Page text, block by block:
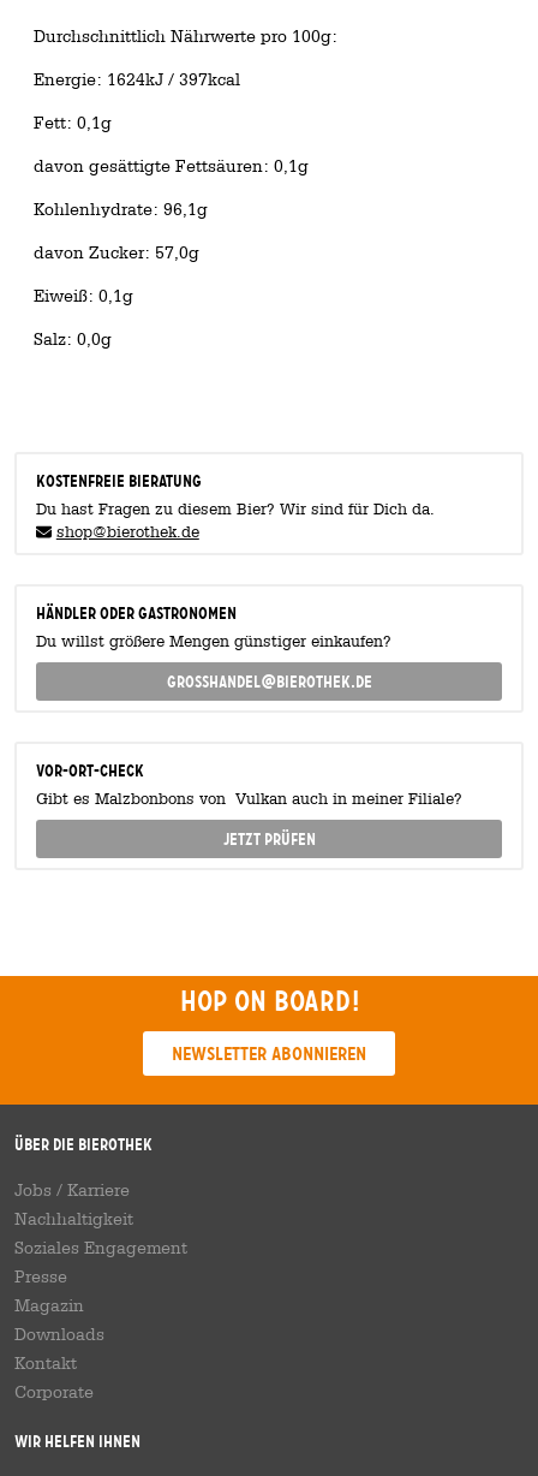
Durchschnittlich Nährwerte pro 100g:
Energie: 1624kJ / 397kcal
Fett: 0,1g
davon gesättigte Fettsäuren: 0,1g
Kohlenhydrate: 96,1g
davon Zucker: 57,0g
Eiweiß: 0,1g
Salz: 0,0g
KOSTENFREIE BIERATUNG
Du hast Fragen zu diesem Bier? Wir sind für Dich da.
shop@bierothek.de
Händler oder Gastronomen
Du willst größere Mengen günstiger einkaufen?
grosshandel@bierothek.de
Vor-Ort-Check
Gibt es Malzbonbons von Vulkan auch in meiner Filiale?
Jetzt prüfen
Hop on board!
Newsletter abonnieren
Über die Bierothek
Jobs / Karriere
Nachhaltigkeit
Soziales Engagement
Presse
Magazin
Downloads
Kontakt
Corporate
Wir helfen Ihnen